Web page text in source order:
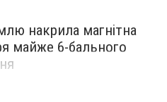
накрила магнітна
майже 6-бального